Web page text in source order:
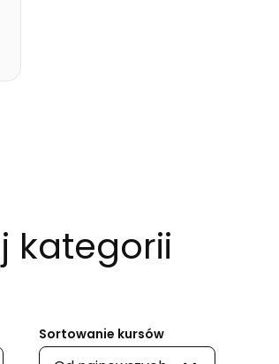
kategorii
Sortowanie kursów